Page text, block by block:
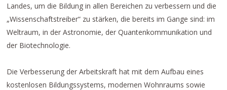
Landes, um die Bildung in allen Bereichen zu verbessern und die
„Wissenschaftstreiber“ zu stärken, die bereits im Gange sind: im
Weltraum, in der Astronomie, der Quantenkommunikation und
der Biotechnologie.
Die Verbesserung der Arbeitskraft hat mit dem Aufbau eines
kostenlosen Bildungssystems, modernen Wohnraums sowie